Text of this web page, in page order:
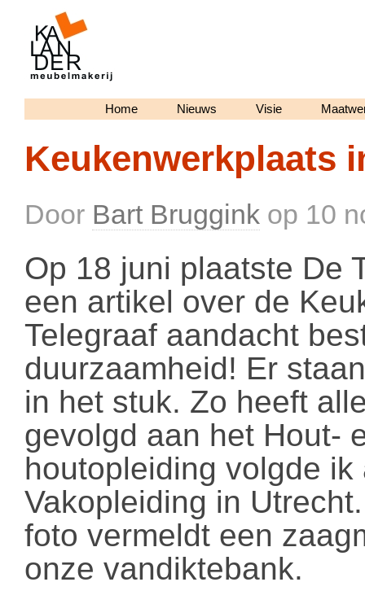
Home Nieuws Visie
Keukenwerkplaats
Door Bart Bruggink op 10
Op 18 juni plaatste De
een artikel over de
Telegraaf aandacht
duurzaamheid! Er
in het stuk. Zo heeft
gevolgd aan het Hout-
houtopleiding volgde
Vakopleiding in
foto vermeldt een
onze vandiktebank.